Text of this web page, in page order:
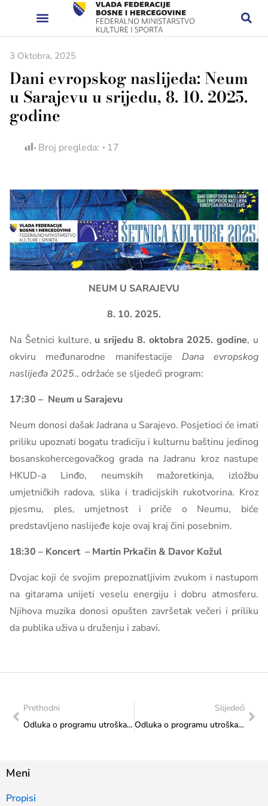
3 Oktobra, 2025
Dani evropskog naslijeđa: Neum
u Sarajevu u srijedu, 8. 10. 2025.
godine
Broj pregleda: 17
NEUM U SARAJEVU
8. 10. 2025.
Na Šetnici kulture, u srijedu 8. oktobra 2025. godine, u
okviru međunarodne manifestacije Dana evropskog
naslijeđa 2025., održaće se sljedeći program:
17:30 – Neum u Sarajevu
Neum donosi dašak Jadrana u Sarajevo. Posjetioci će imati
priliku upoznati bogatu tradiciju i kulturnu baštinu jedinog
bosanskohercegovačkog grada na Jadranu kroz nastupe
HKUD-a Linđo, neumskih mažoretkinja, izložbu
umjetničkih radova, slika i tradicijskih rukotvorina. Kroz
pjesmu, ples, umjetnost i priče o Neumu, biće
predstavljeno naslijeđe koje ovaj kraj čini posebnim.
18:30 – Koncert – Martin Prkačin & Davor Kožul
Dvojac koji će svojim prepoznatljivim zvukom i nastupom
na gitarama unijeti veselu energiju i dobru atmosferu.
Njihova muzika donosi opušten završetak večeri i priliku
da publika uživa u druženju i zabavi.
Prethodni
Odluka o programu utroška sredstava s kriterijima raspodjele sredstava tekućeg transfera za kulturu od značaja za Federaciju za 2025. godinu
Slijedeći
Odluka o programu utroška sredstava sa kriterijima raspodjele sredstava Kapitalni transferi neprofitnim organizacijama – izgradnja, adaptacija i rekonstrukcija kulturnog i graditeljskog naslijeđa za 2025. godinu
Meni
Propisi